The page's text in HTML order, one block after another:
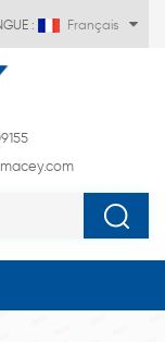
: Français